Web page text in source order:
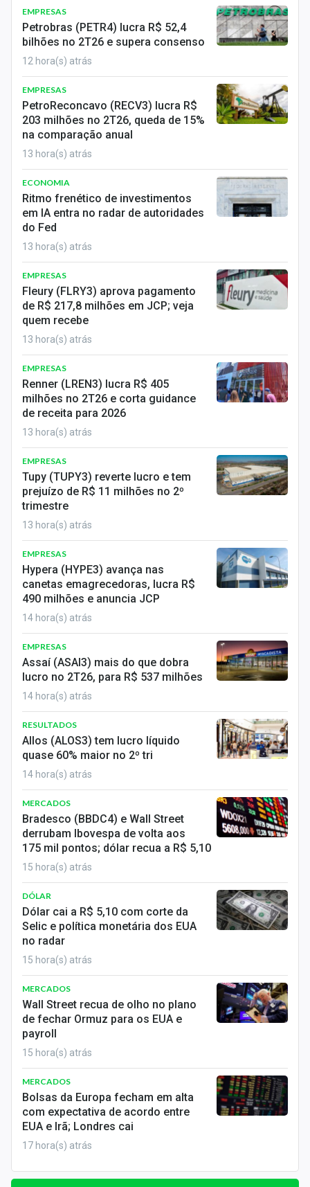
EMPRESAS
Petrobras (PETR4) lucra R$ 52,4
bilhões no 2T26 e supera consenso
12 hora(s) atrás
EMPRESAS
PetroReconcavo (RECV3) lucra R$
203 milhões no 2T26, queda de 15%
na comparação anual
13 hora(s) atrás
ECONOMIA
Ritmo frenético de investimentos
em IA entra no radar de autoridades
do Fed
13 hora(s) atrás
EMPRESAS
Fleury (FLRY3) aprova pagamento
de R$ 217,8 milhões em JCP; veja
quem recebe
13 hora(s) atrás
EMPRESAS
Renner (LREN3) lucra R$ 405
milhões no 2T26 e corta guidance
de receita para 2026
13 hora(s) atrás
EMPRESAS
Tupy (TUPY3) reverte lucro e tem
prejuízo de R$ 11 milhões no 2º
trimestre
13 hora(s) atrás
EMPRESAS
Hypera (HYPE3) avança nas
canetas emagrecedoras, lucra R$
490 milhões e anuncia JCP
14 hora(s) atrás
EMPRESAS
Assaí (ASAI3) mais do que dobra
lucro no 2T26, para R$ 537 milhões
14 hora(s) atrás
RESULTADOS
Allos (ALOS3) tem lucro líquido
quase 60% maior no 2º tri
14 hora(s) atrás
MERCADOS
Bradesco (BBDC4) e Wall Street
derrubam Ibovespa de volta aos
175 mil pontos; dólar recua a R$ 5,10
15 hora(s) atrás
DÓLAR
Dólar cai a R$ 5,10 com corte da
Selic e política monetária dos EUA
no radar
15 hora(s) atrás
MERCADOS
Wall Street recua de olho no plano
de fechar Ormuz para os EUA e
payroll
15 hora(s) atrás
MERCADOS
Bolsas da Europa fecham em alta
com expectativa de acordo entre
EUA e Irã; Londres cai
17 hora(s) atrás